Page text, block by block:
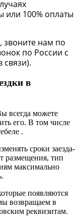
или 100% оплаты
звоните нам по
по России с
связи).
в
всегда можете
его. В том числе
.
сроки заезда-
размещения, тип
максимально
появляются
возвращаем в
реквизитам.